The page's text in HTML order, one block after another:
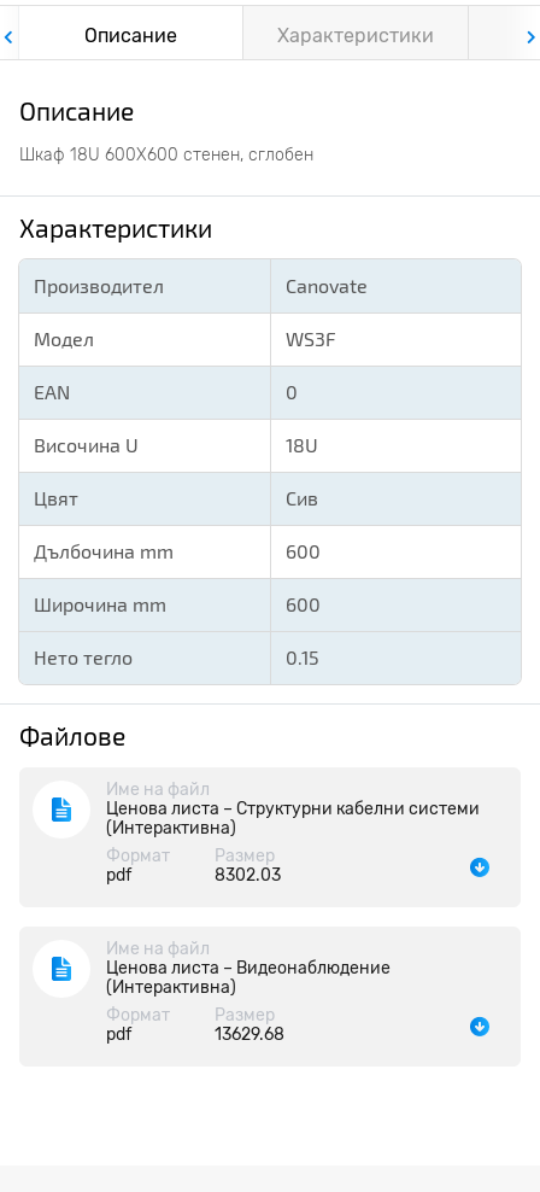
Описание Характеристики
Описание
Шкаф 18U 600X600 стенен, сглобен
Характеристики
Производител Canovate
Модел WS3F
EAN 0
Височина U 18U
Цвят Сив
Дълбочина mm 600
Широчина mm 600
Нето тегло 0.15
Файлове
Име на файл
Ценова листа – Структурни кабелни системи
(Интерактивна)
Формат
pdf
Размер
8302.03
Име на файл
Ценова листа – Видеонаблюдение
(Интерактивна)
Формат
pdf
Размер
13629.68